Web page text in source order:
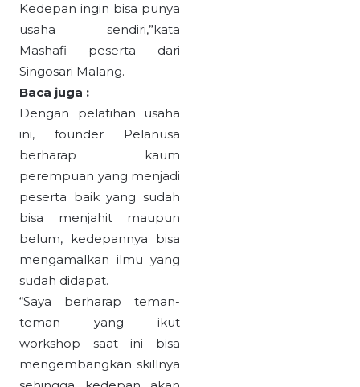
Kedepan ingin bisa punya
usaha sendiri,”kata
Mashafi peserta dari
Singosari Malang.
Baca juga :
Dengan pelatihan usaha
ini, founder Pelanusa
berharap kaum
perempuan yang menjadi
peserta baik yang sudah
bisa menjahit maupun
belum, kedepannya bisa
mengamalkan ilmu yang
sudah didapat.
“Saya berharap teman-
teman yang ikut
workshop saat ini bisa
mengembangkan skillnya